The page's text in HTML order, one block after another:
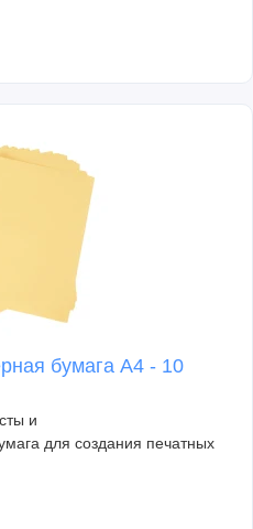
бумага А4 - 10
и
для создания печатных